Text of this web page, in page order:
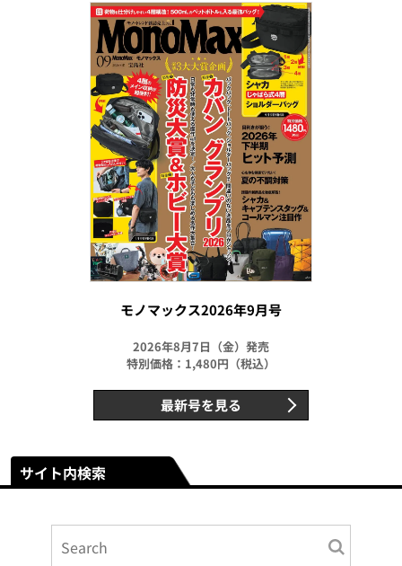
モノマックス2026年9月号
2026年8月7日（金）発売
特別価格：1,480円（税込）
最新号を見る
サイト内検索